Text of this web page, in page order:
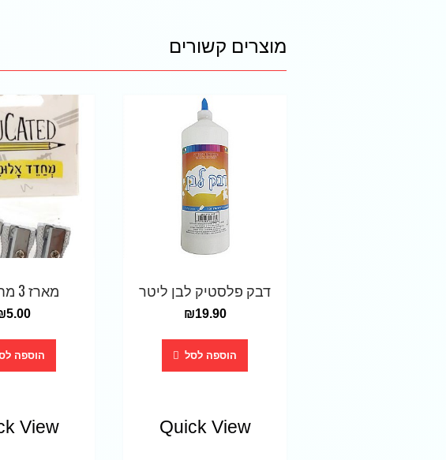
מוצרים קשורים
דבק פלסטיק לבן ליטר
₪19.90
הוספה לסל
Quick View
מארז 3 מחדדים
5.00
הוספה
View